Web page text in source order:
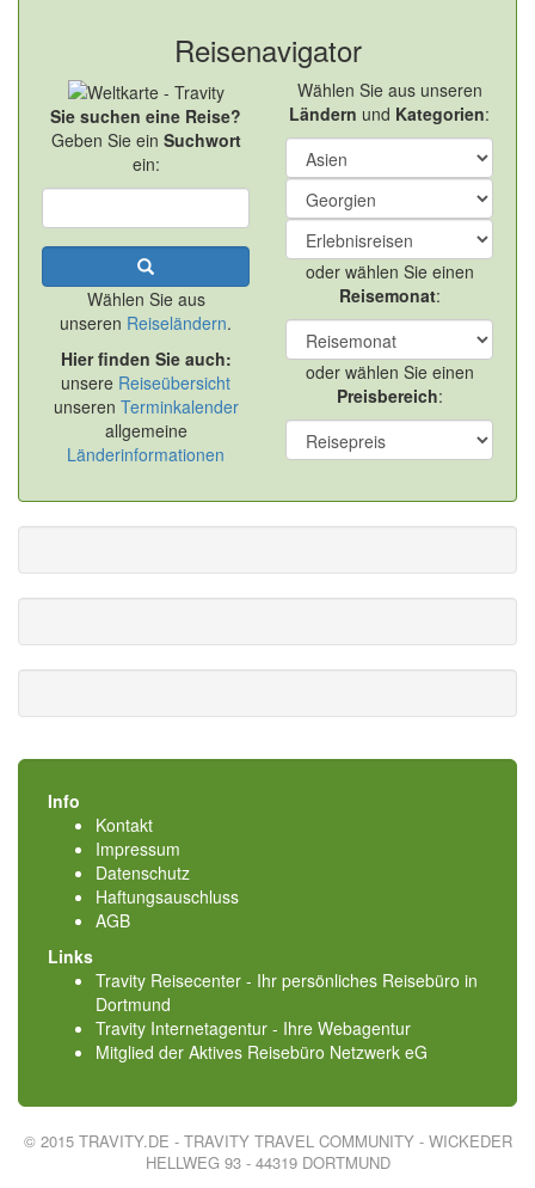
Reisenavigator
Sie suchen eine Reise?
Geben Sie ein Suchwort
ein:
Wählen Sie aus
unseren Reiseländern.
Hier finden Sie auch:
unsere Reiseübersicht
unseren Terminkalender
allgemeine
Länderinformationen
Wählen Sie aus unseren
Ländern und Kategorien:
oder wählen Sie einen
Reisemonat:
oder wählen Sie einen
Preisbereich:
Info
Kontakt
Impressum
Datenschutz
Haftungsauschluss
AGB
Links
Travity Reisecenter - Ihr persönliches Reisebüro in
Dortmund
Travity Internetagentur - Ihre Webagentur
Mitglied der Aktives Reisebüro Netzwerk eG
© 2015 TRAVITY.DE - TRAVITY TRAVEL COMMUNITY - WICKEDER
HELLWEG 93 - 44319 DORTMUND